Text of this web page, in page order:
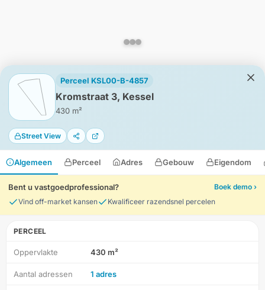
Perceel KSL00-B-4857
Kromstraat 3, Kessel
430 m²
Street View
Algemeen Perceel Adres Gebouw Eigendom
Bent u vastgoedprofessional?
Boek demo ›
Vind off-market kansen
Kwalificeer razendsnel percelen
PERCEEL
Oppervlakte 430 m²
Aantal adressen 1 adres